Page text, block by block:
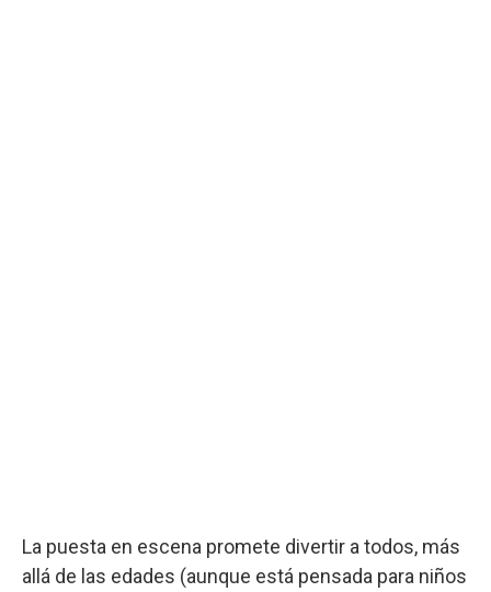
La puesta en escena promete divertir a todos, más
allá de las edades (aunque está pensada para niños